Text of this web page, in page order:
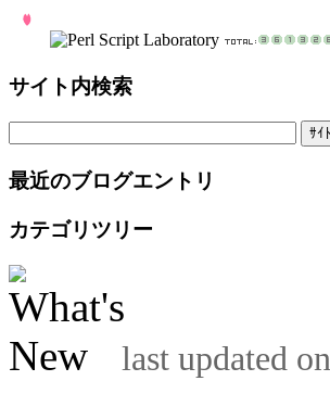
サイト内検索
最近のブログエントリ
カテゴリツリー
last updated on